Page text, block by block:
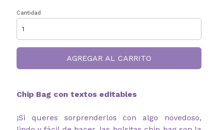
Cantidad
AGREGAR AL CARRITO
Chip Bag con textos editables
¡Si queres sorprenderlos con algo novedoso,